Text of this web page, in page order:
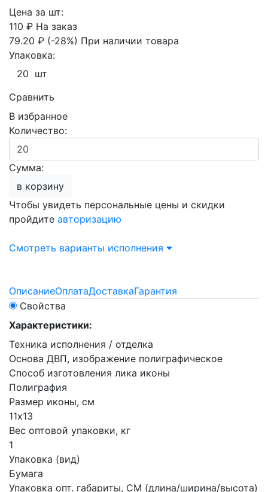
Цена за шт:
110 ₽ На заказ
79.20 ₽ (-28%) При наличии товара
Упаковка:
20 шт
Сравнить
В избранное
Количество:
Сумма:
в корзину
Чтобы увидеть персональные цены и скидки
пройдите авторизацию
Смотреть варианты исполнения
ОписаниеОплатаДоставкаГарантия
Свойства
Характеристики:
Техника исполнения / отделка
Основа ДВП, изображение полиграфическое
Способ изготовления лика иконы
Полиграфия
Размер иконы, см
11х13
Вес оптовой упаковки, кг
1
Упаковка (вид)
Бумага
Упаковка опт. габариты, СМ (длина/ширина/высота)